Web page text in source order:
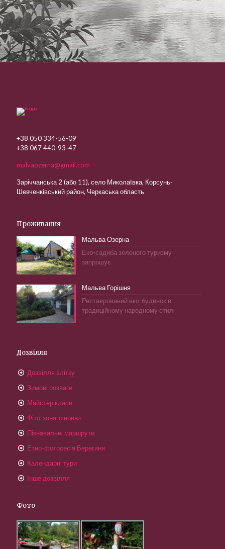
+38 050 334-56-09
+38 067 440-93-47
malvaozerna@gmail.com
Заріччанська 2 (або 11), село Миколаївка, Корсунь-
Шевченківський район, Черкаська область
Проживання
Мальва Озерна
Еко-садиба зеленого туризму
запрошує
Мальва Горішня
Реставрований еко-будинок в
традиційному народному стилі
Дозвілля
Дозвілля влітку
Зимові розваги
Майстер класи
Фіто-зона-сіновал
Пізнавальні маршрути
Етно-фотосесія Берегиня
Календарні тури
Інше дозвілля
Фото